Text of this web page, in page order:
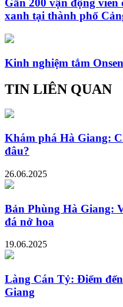
Gần 200 vận động
xanh tại thành phố
Kinh nghiệm tắm
TIN LIÊN QUAN
Khám phá Hà Giang:
đâu?
26.06.2025
Bản Phùng Hà Giang:
đá nở hoa
19.06.2025
Làng Cán Tỷ: Điểm
Giang